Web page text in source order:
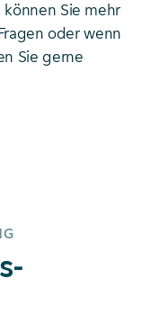
Sie mehr
oder wenn
Sie gerne